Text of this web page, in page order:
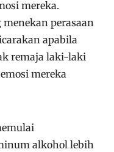
mereka.
perasaan
apabila
remaja laki-laki
mereka
alkohol lebih